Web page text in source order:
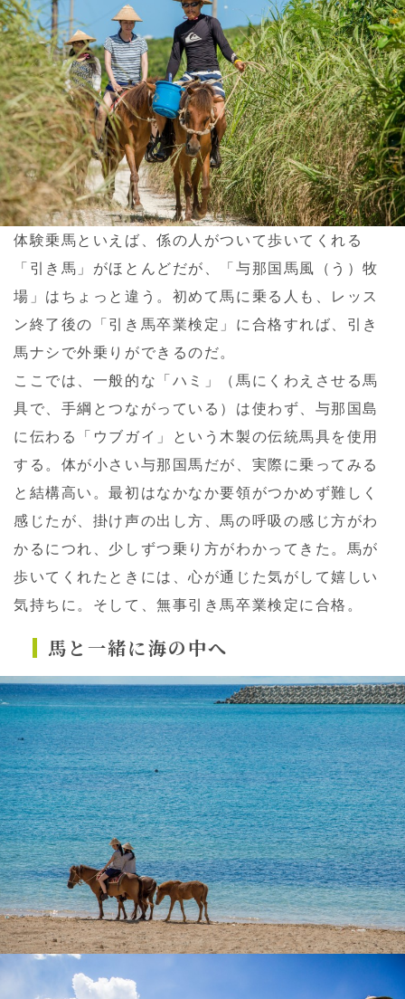
体験乗馬といえば、係の人がついて歩いてくれる
「引き馬」がほとんどだが、「与那国馬風（う）牧
場」はちょっと違う。初めて馬に乗る人も、レッス
ン終了後の「引き馬卒業検定」に合格すれば、引き
馬ナシで外乗りができるのだ。
ここでは、一般的な「ハミ」（馬にくわえさせる馬
具で、手綱とつながっている）は使わず、与那国島
に伝わる「ウブガイ」という木製の伝統馬具を使用
する。体が小さい与那国馬だが、実際に乗ってみる
と結構高い。最初はなかなか要領がつかめず難しく
感じたが、掛け声の出し方、馬の呼吸の感じ方がわ
かるにつれ、少しずつ乗り方がわかってきた。馬が
歩いてくれたときには、心が通じた気がして嬉しい
気持ちに。そして、無事引き馬卒業検定に合格。
馬と一緒に海の中へ